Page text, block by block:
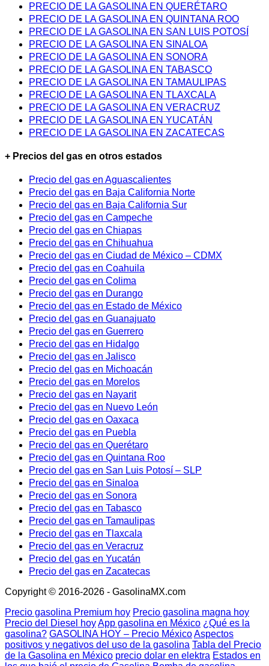
PRECIO DE LA GASOLINA EN QUERÉTARO
PRECIO DE LA GASOLINA EN QUINTANA ROO
PRECIO DE LA GASOLINA EN SAN LUIS POTOSÍ
PRECIO DE LA GASOLINA EN SINALOA
PRECIO DE LA GASOLINA EN SONORA
PRECIO DE LA GASOLINA EN TABASCO
PRECIO DE LA GASOLINA EN TAMAULIPAS
PRECIO DE LA GASOLINA EN TLAXCALA
PRECIO DE LA GASOLINA EN VERACRUZ
PRECIO DE LA GASOLINA EN YUCATÁN
PRECIO DE LA GASOLINA EN ZACATECAS
+ Precios del gas en otros estados
Precio del gas en Aguascalientes
Precio del gas en Baja California Norte
Precio del gas en Baja California Sur
Precio del gas en Campeche
Precio del gas en Chiapas
Precio del gas en Chihuahua
Precio del gas en Ciudad de México – CDMX
Precio del gas en Coahuila
Precio del gas en Colima
Precio del gas en Durango
Precio del gas en Estado de México
Precio del gas en Guanajuato
Precio del gas en Guerrero
Precio del gas en Hidalgo
Precio del gas en Jalisco
Precio del gas en Michoacán
Precio del gas en Morelos
Precio del gas en Nayarit
Precio del gas en Nuevo León
Precio del gas en Oaxaca
Precio del gas en Puebla
Precio del gas en Querétaro
Precio del gas en Quintana Roo
Precio del gas en San Luis Potosí – SLP
Precio del gas en Sinaloa
Precio del gas en Sonora
Precio del gas en Tabasco
Precio del gas en Tamaulipas
Precio del gas en Tlaxcala
Precio del gas en Veracruz
Precio del gas en Yucatán
Precio del gas en Zacatecas
Copyright © 2016-2026 - GasolinaMX.com
Precio gasolina Premium hoy Precio gasolina magna hoy
Precio del Diesel hoyApp gasolina en México ¿Qué es la
gasolina? GASOLINA HOY – Precio MéxicoAspectos
positivos y negativos del uso de la gasolina Tabla del Precio
de la Gasolina en México precio dolar en elektra Estados en